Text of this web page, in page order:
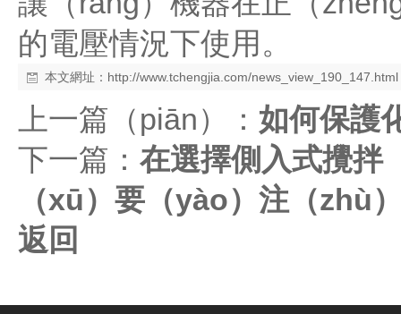
的電壓情況下使用。
本文網址： http://www.tchengjia.com/news_view_190_147.html
上一篇（piān）： 如何保護
下一篇： 在選擇側入式攪拌
（xū）要（yào）注（zhù
返回